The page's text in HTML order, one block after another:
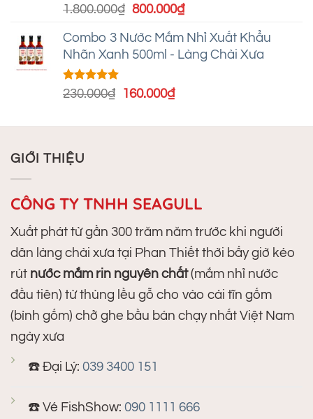
Được xếp
1.800.000₫ Giá
là:
1.800.000₫.
800.000₫Giá
tại
là:
Combo 3 Nước Mắm Nhỉ Xuất Khẩu
Nhãn Xanh 500ml - Làng Chài Xưa
Được xếp
5.00
230.000₫ Giá
là:
160.000₫Giá
tại
GIỚI THIỆU
CÔNG TY TNHH SEAGULL
Xuất phát từ gần 300 trăm năm trước khi người
dân làng chài xưa tại Phan Thiết thời bấy giờ kéo
rút nước mắm rin nguyên chất(mắm nhỉ nước
đầu tiên) từ thùng lều gỗ cho vào cái tĩn gốm
(bình gốm) chở ghe bầu bán chạy nhất Việt Nam
ngày xưa
☎️ Đại Lý: 039 3400 151
☎️ Vé FishShow: 090 1111 666